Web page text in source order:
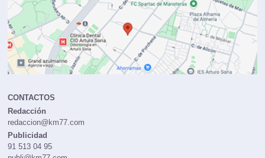
CONTACTOS
Redacción
redaccion@km77.com
Publicidad
91 513 04 95